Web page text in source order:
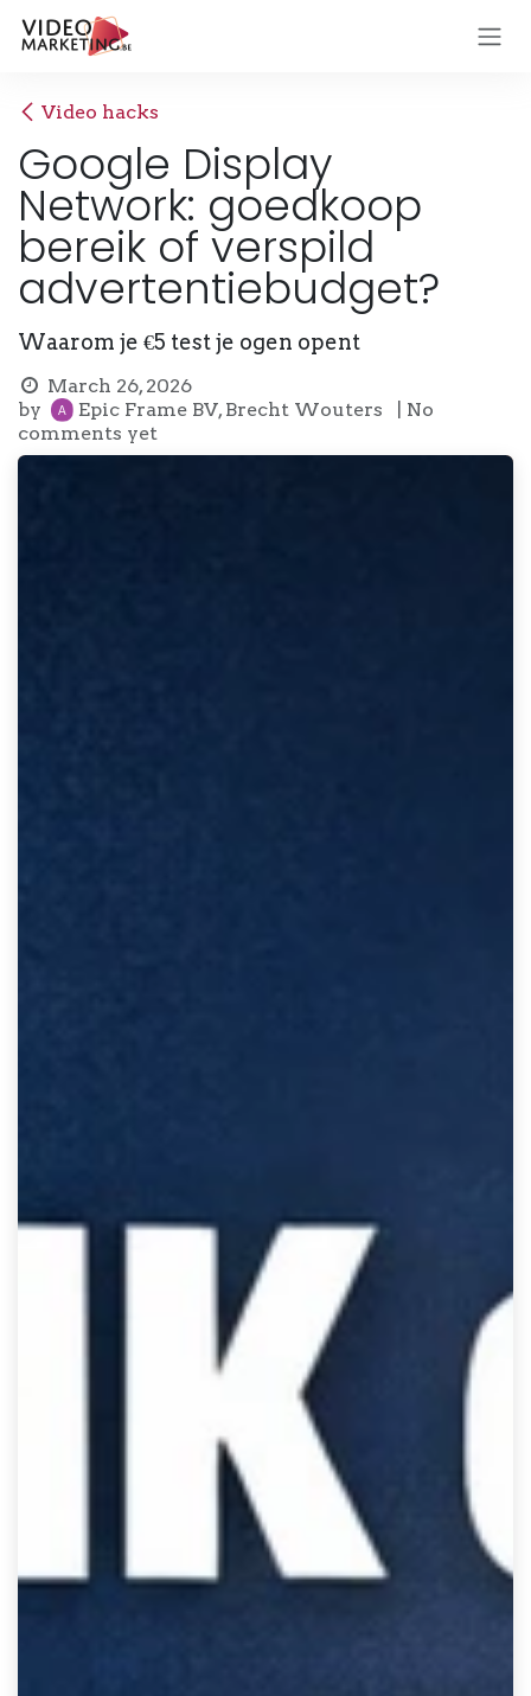
Skip to Content
Video hacks
Google Display
Network: goedkoop
bereik of verspild
advertentiebudget?
Waarom je €5 test je ogen opent
March 26, 2026
by
Epic Frame BV, Brecht Wouters
| No
comments yet